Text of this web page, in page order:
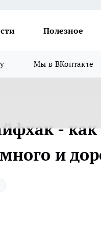
Полезное
Мы в ВКонтакте
- как
и